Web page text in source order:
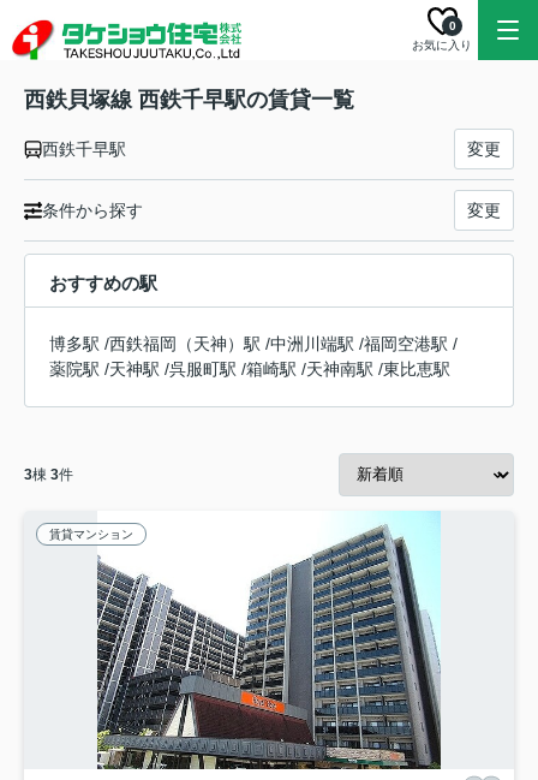
お気に入り
0
西鉄貝塚線 西鉄千早駅の賃貸一覧
西鉄千早駅 変更
条件から探す 変更
おすすめの駅
博多駅 /西鉄福岡（天神）駅 /中洲川端駅 /福岡空港駅 /
薬院駅 /天神駅 /呉服町駅 /箱崎駅 /天神南駅 /東比恵駅
3棟 3件
賃貸マンション